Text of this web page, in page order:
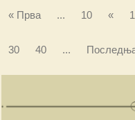
« Прва ... 10 «
30
40 ...